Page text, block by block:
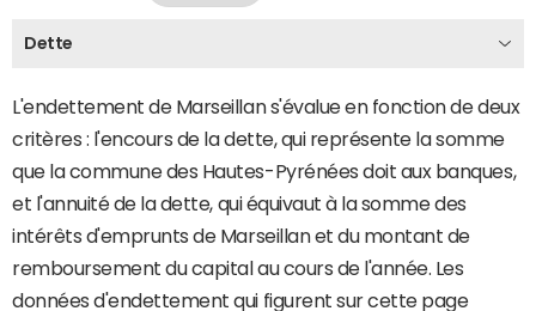
Dette
L'endettement de Marseillan s'évalue en fonction de deux
critères : l'encours de la dette, qui représente la somme
que la commune des Hautes-Pyrénées doit aux banques,
et l'annuité de la dette, qui équivaut à la somme des
intérêts d'emprunts de Marseillan et du montant de
remboursement du capital au cours de l'année. Les
données d'endettement qui figurent sur cette page